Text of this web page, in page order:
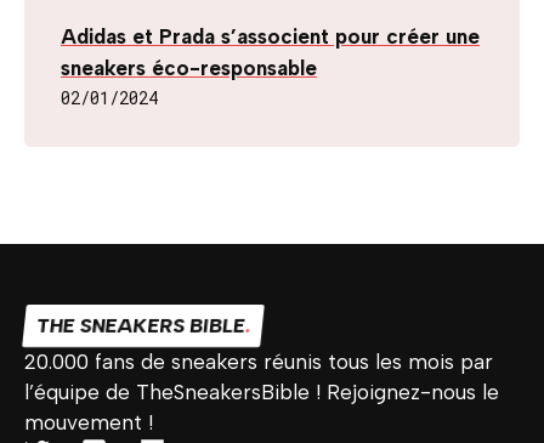
Adidas et Prada s’associent pour créer une
sneakers éco-responsable
02/01/2024
THE SNEAKERS BIBLE.
20.000 fans de sneakers réunis tous les mois par
l’équipe de TheSneakersBible ! Rejoignez-nous le
mouvement !